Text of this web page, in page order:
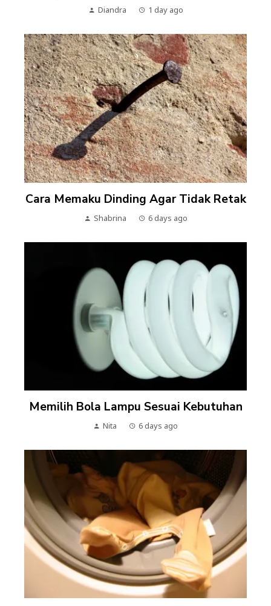
Diandra 1 day ago
Cara Memaku Dinding Agar Tidak Retak
Shabrina 6 days ago
Memilih Bola Lampu Sesuai Kebutuhan
Nita 6 days ago